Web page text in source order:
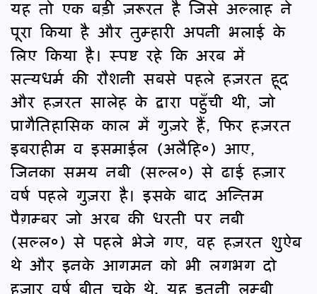
यह तो एक बड़ी ज़रूरत है जिसे अल्लाह ने
पूरा किया है और तुम्हारी अपनी भलाई के
लिए किया है। स्पष्ट रहे कि अरब में
सत्यधर्म की रौशनी सबसे पहले हज़रत हूद
और हज़रत सालेह के द्वारा पहुँची थी, जो
प्रागैतिहासिक काल में गुज़रे हैं, फिर हज़रत
इबराहीम व इसमाईल (अलैहि०) आए,
जिनका समय नबी (सल्ल०) से ढाई हज़ार
वर्ष पहले गुज़रा है। इसके बाद अन्तिम
पैग़म्बर जो अरब की धरती पर नबी
(सल्ल०) से पहले भेजे गए, वह हज़रत शुऐब
थे और इनके आगमन को भी लगभग दो
हज़ार वर्ष बीत चुके थे, यह इतनी लम्बी